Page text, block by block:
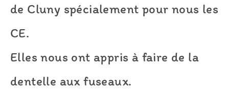
de Cluny spécialement pour nous les
CE.
Elles nous ont appris à faire de la
dentelle aux fuseaux.